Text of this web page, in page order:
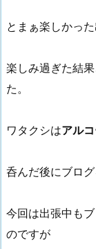
とまぁ楽しかっ
楽しみ過ぎた結
た。
ワタクシはアル
呑んだ後にブロ
今回は出張中も
のですが